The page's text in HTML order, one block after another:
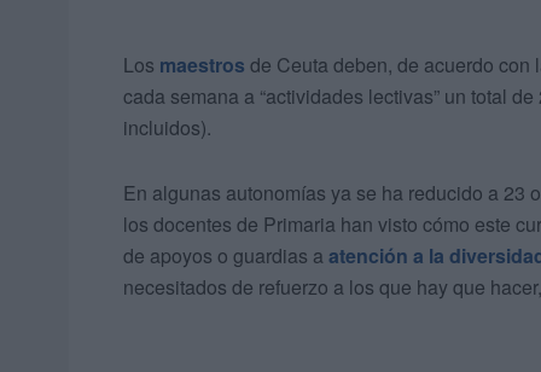
Los maestros de Ceuta deben, de acuerdo
cada semana a “actividades lectivas” un total
incluidos).
En algunas autonomías ya se ha reducido a 23
los docentes de Primaria han visto cómo este
de apoyos o guardias a atención a la
necesitados de refuerzo a los que hay que